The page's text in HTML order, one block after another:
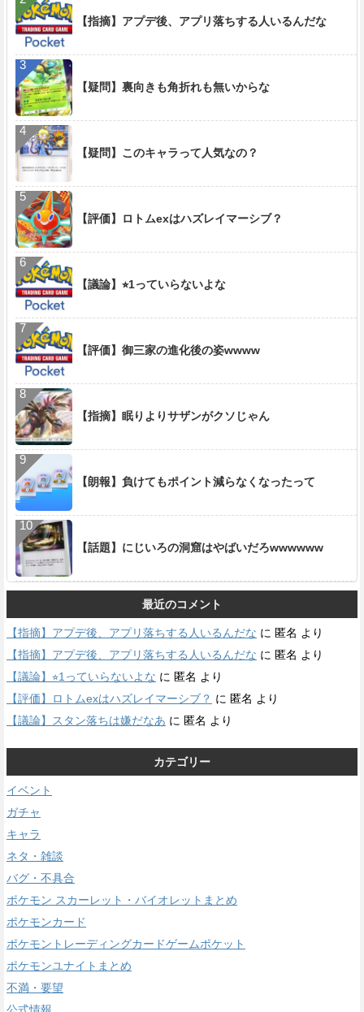
【指摘】アプデ後、アプリ落ちする人いるんだな
【疑問】裏向きも角折れも無いからな
【疑問】このキャラって人気なの？
【評価】ロトムexはハズレイマーシブ？
【議論】⭐︎1っていらないよな
【評価】御三家の進化後の姿wwww
【指摘】眠りよりサザンがクソじゃん
【朗報】負けてもポイント減らなくなったって
【話題】にじいろの洞窟はやばいだろwwwwww
最近のコメント
【指摘】アプデ後、アプリ落ちする人いるんだな に 匿名 より
【指摘】アプデ後、アプリ落ちする人いるんだな に 匿名 より
【議論】⭐︎1っていらないよな に 匿名 より
【評価】ロトムexはハズレイマーシブ？ に 匿名 より
【議論】スタン落ちは嫌だなあ に 匿名 より
カテゴリー
イベント
ガチャ
キャラ
ネタ・雑談
バグ・不具合
ポケモン スカーレット・バイオレットまとめ
ポケモンカード
ポケモントレーディングカードゲームポケット
ポケモンユナイトまとめ
不満・要望